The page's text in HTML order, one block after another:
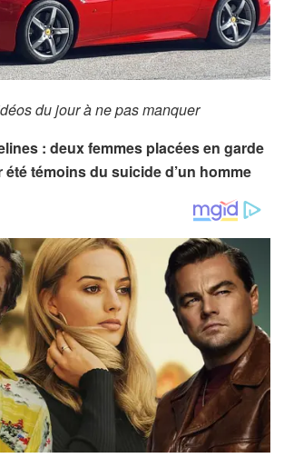
du jour à ne pas manquer
: deux femmes placées en garde
témoins du suicide d’un homme